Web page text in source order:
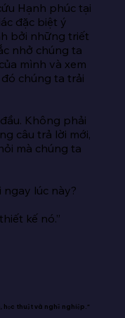
Hạnh phúc tại
đặc biệt ý
bởi những triết
nhở chúng ta
mình và xem
chúng ta trải
Không phải
câu trả lời mới,
mà chúng ta
lúc này?
kế nó.”
học thuật và nghề nghiệp.”